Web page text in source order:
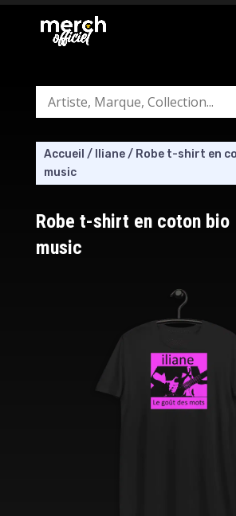
Accueil / Iliane/ Robe t-shirt en
music
Robe t-shirt en coton bio
music